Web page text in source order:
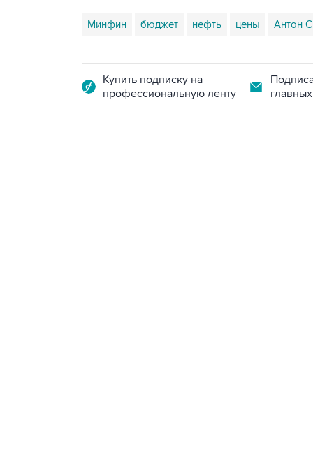
Минфин бюджет нефть цены Антон
Купить подписку на
профессиональную ленту